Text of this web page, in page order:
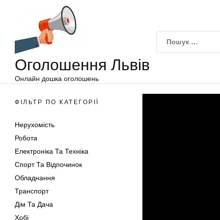
Оголошення Львів
Онлайн дошка оголошень
ФІЛЬТР ПО КАТЕГОРІЇ
Нерухомість
Робота
Електроніка Та Техніка
Спорт Та Відпочинок
Обладнання
Транспорт
Дім Та Дача
Хобі